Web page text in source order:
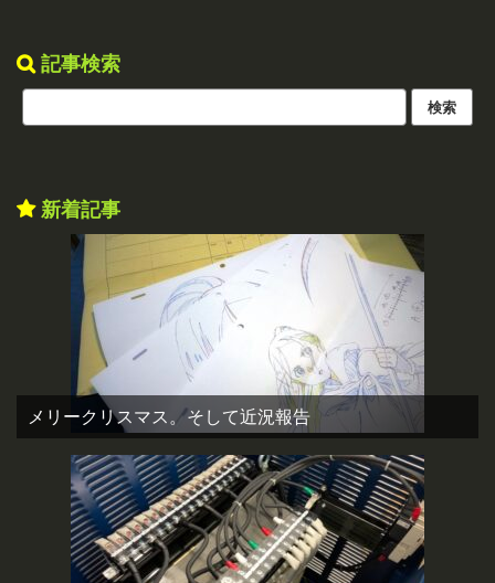
記事検索
新着記事
メリークリスマス。そして近況報告